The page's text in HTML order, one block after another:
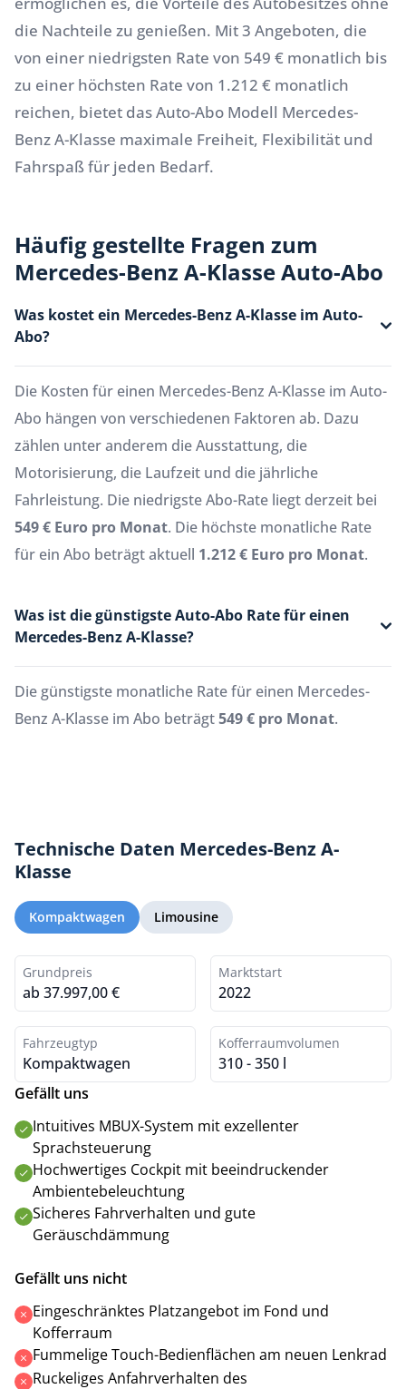
die Nachteile zu genießen. Mit 3 Angeboten, die
von einer niedrigsten Rate von 549 € monatlich bis
zu einer höchsten Rate von 1.212 € monatlich
reichen, bietet das Auto-Abo Modell Mercedes-
Benz A-Klasse maximale Freiheit, Flexibilität und
Fahrspaß für jeden Bedarf.
Häufig gestellte Fragen zum
Mercedes-Benz A-Klasse Auto-Abo
Was kostet ein Mercedes-Benz A-Klasse im Auto-
Abo?
Die Kosten für einen Mercedes-Benz A-Klasse im Auto-
Abo hängen von verschiedenen Faktoren ab. Dazu
zählen unter anderem die Ausstattung, die
Motorisierung, die Laufzeit und die jährliche
Fahrleistung. Die niedrigste Abo-Rate liegt derzeit bei
549 € Euro pro Monat. Die höchste monatliche Rate
für ein Abo beträgt aktuell 1.212 € Euro pro Monat.
Was ist die günstigste Auto-Abo Rate für einen
Mercedes-Benz A-Klasse?
Die günstigste monatliche Rate für einen Mercedes-
Benz A-Klasse im Abo beträgt549 € pro Monat.
Technische Daten Mercedes-Benz A-
Klasse
Kompaktwagen Limousine
Grundpreis
ab 37.997,00 €
Marktstart
2022
Fahrzeugtyp
Kompaktwagen
Kofferraumvolumen
310 - 350 l
Gefällt uns
Intuitives MBUX-System mit exzellenter
Sprachsteuerung
Hochwertiges Cockpit mit beeindruckender
Ambientebeleuchtung
Sicheres Fahrverhalten und gute
Geräuschdämmung
Gefällt uns nicht
Eingeschränktes Platzangebot im Fond und
Kofferraum
Fummelige Touch-Bedienflächen am neuen Lenkrad
Ruckeliges Anfahrverhalten des